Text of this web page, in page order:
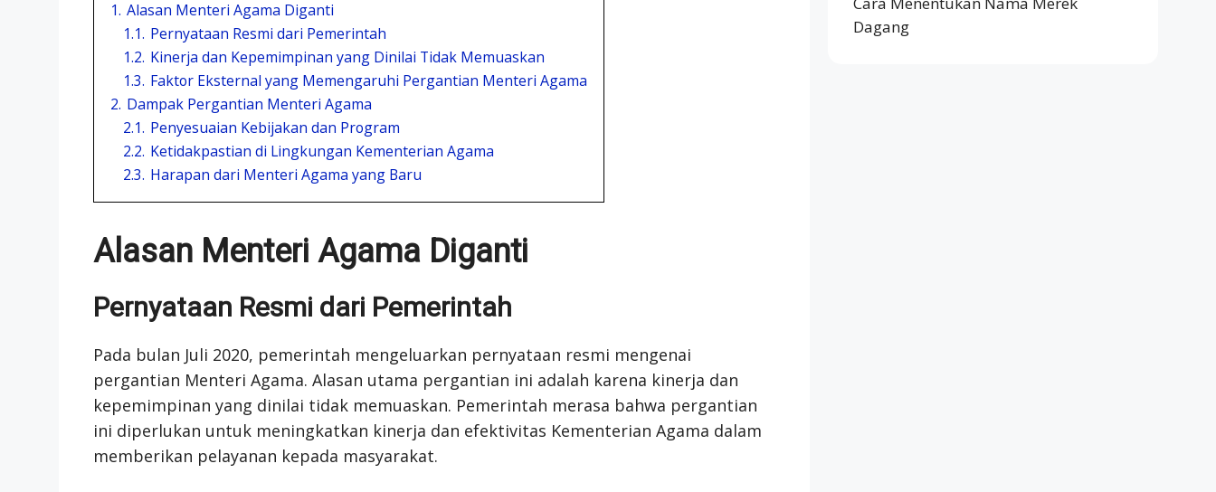
1. Alasan Menteri Agama Diganti
1.1. Pernyataan Resmi dari Pemerintah
1.2. Kinerja dan Kepemimpinan yang Dinilai Tidak Memuaskan
1.3. Faktor Eksternal yang Memengaruhi Pergantian Menteri Agama
2. Dampak Pergantian Menteri Agama
2.1. Penyesuaian Kebijakan dan Program
2.2. Ketidakpastian di Lingkungan Kementerian Agama
2.3. Harapan dari Menteri Agama yang Baru
Alasan Menteri Agama Diganti
Pernyataan Resmi dari Pemerintah
Pada bulan Juli 2020, pemerintah mengeluarkan pernyataan resmi mengenai
pergantian Menteri Agama. Alasan utama pergantian ini adalah karena kinerja dan
kepemimpinan yang dinilai tidak memuaskan. Pemerintah merasa bahwa pergantian
ini diperlukan untuk meningkatkan kinerja dan efektivitas Kementerian Agama dalam
memberikan pelayanan kepada masyarakat.
Dagang